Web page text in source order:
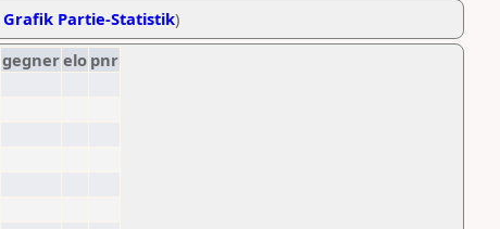
Grafik Partie-Statistik)
gegnerelo pnr